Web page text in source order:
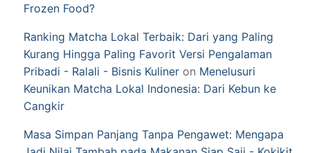
Frozen Food?
Ranking Matcha Lokal Terbaik: Dari yang Paling
Kurang Hingga Paling Favorit Versi Pengalaman
Pribadi - Ralali - Bisnis Kuliner on Menelusuri
Keunikan Matcha Lokal Indonesia: Dari Kebun ke
Cangkir
Masa Simpan Panjang Tanpa Pengawet: Mengapa